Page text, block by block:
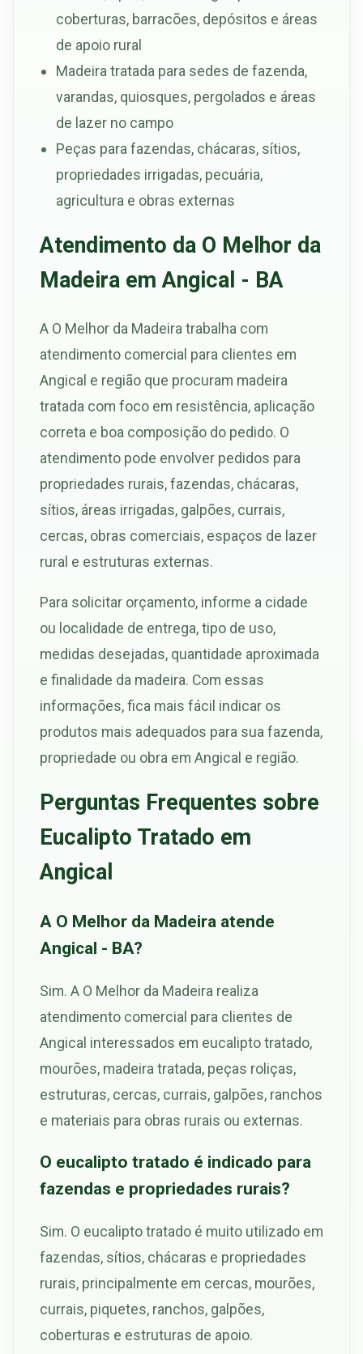
coberturas, barracões, depósitos e áreas
de apoio rural
Madeira tratada para sedes de fazenda,
varandas, quiosques, pergolados e áreas
de lazer no campo
Peças para fazendas, chácaras, sítios,
propriedades irrigadas, pecuária,
agricultura e obras externas
Atendimento da O Melhor da
Madeira em Angical - BA
A O Melhor da Madeira trabalha com
atendimento comercial para clientes em
Angical e região que procuram madeira
tratada com foco em resistência, aplicação
correta e boa composição do pedido. O
atendimento pode envolver pedidos para
propriedades rurais, fazendas, chácaras,
sítios, áreas irrigadas, galpões, currais,
cercas, obras comerciais, espaços de lazer
rural e estruturas externas.
Para solicitar orçamento, informe a cidade
ou localidade de entrega, tipo de uso,
medidas desejadas, quantidade aproximada
e finalidade da madeira. Com essas
informações, fica mais fácil indicar os
produtos mais adequados para sua fazenda,
propriedade ou obra em Angical e região.
Perguntas Frequentes sobre
Eucalipto Tratado em
Angical
A O Melhor da Madeira atende
Angical - BA?
Sim. A O Melhor da Madeira realiza
atendimento comercial para clientes de
Angical interessados em eucalipto tratado,
mourões, madeira tratada, peças roliças,
estruturas, cercas, currais, galpões, ranchos
e materiais para obras rurais ou externas.
O eucalipto tratado é indicado para
fazendas e propriedades rurais?
Sim. O eucalipto tratado é muito utilizado em
fazendas, sítios, chácaras e propriedades
rurais, principalmente em cercas, mourões,
currais, piquetes, ranchos, galpões,
coberturas e estruturas de apoio.